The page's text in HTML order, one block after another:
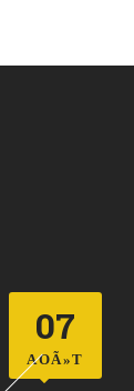
07
AOÃ»T